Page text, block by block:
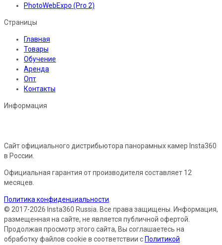
PhotoWebExpo (Pro 2)
Страницы
Главная
Товары
Обучение
Аренда
Опт
Контакты
Информация
Сайт официального дистрибьютора панорамных камер Insta360
в России.
Официальная гарантия от производителя составляет 12
месяцев.
Политика конфиденциальности
© 2017-2026 Insta360 Russia. Все права защищены. Информация,
размещенная на сайте, не является публичной офертой.
Продолжая просмотр этого сайта, Вы соглашаетесь на
обработку файлов cookie в соответствии сПолитикой